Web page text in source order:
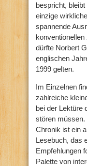
bespricht,
einzige
spannende
dürfte Norbert
englischen
1999 gelten.
Im Einzelnen
zahlreiche
bei der Lektüre
stören
Chronik ist ein
Lesebuch, das
Empfehlungen
Palette von